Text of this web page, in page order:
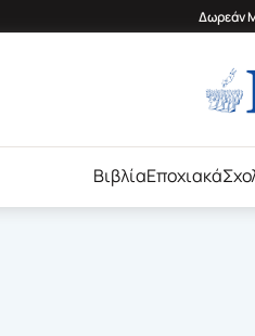
Δωρεάν
ΒιβλίαΕποχιακά